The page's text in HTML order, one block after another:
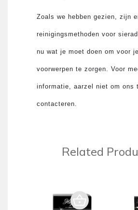
Zoals we hebben gezien, zijn
reinigingsmethoden voor
nu wat je moet doen om voor
voorwerpen te zorgen. Voor
informatie, aarzel niet om ons
contacteren.
Related